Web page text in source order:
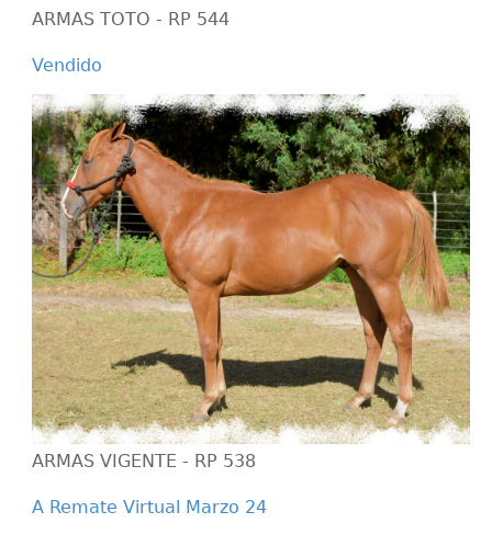
ARMAS TOTO - RP 544
Vendido
ARMAS VIGENTE - RP 538
A Remate Virtual Marzo 24